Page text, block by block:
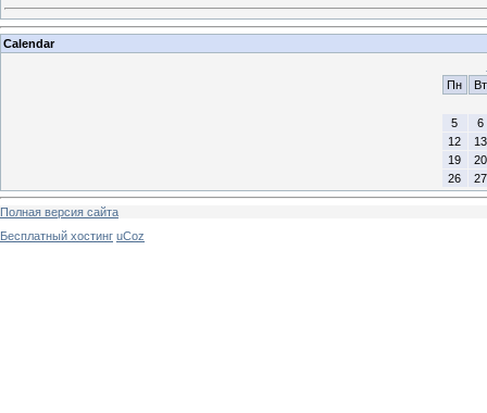
Calendar
Пн
Вт
5
6
12
13
19
20
26
27
Полная версия сайта
Бесплатный хостинг uCoz